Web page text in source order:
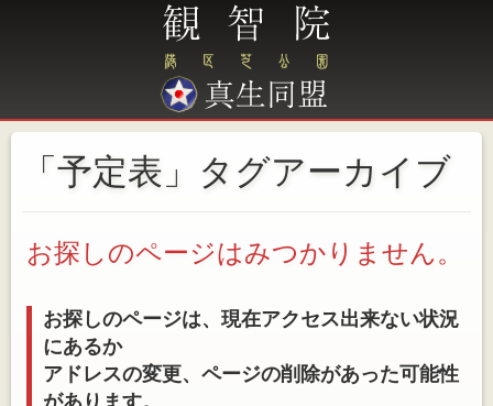
「予定表」タグアーカイブ
お探しのページはみつかりません。
お探しのページは、現在アクセス出来ない状況
にあるか
アドレスの変更、ページの削除があった可能性
があります。